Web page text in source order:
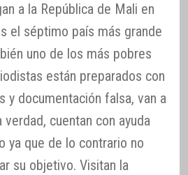
a la República de Mali en
el séptimo país más grande
uno de los más pobres
están preparados con
y documentación falsa, van a
cuentan con ayuda
ya que de lo contrario no
su objetivo. Visitan la